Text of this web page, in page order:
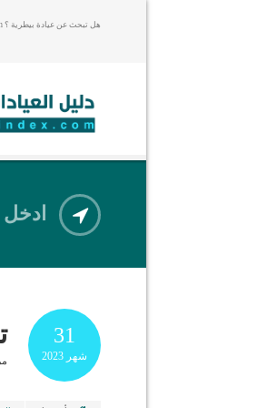
هل تبحث عن عيادة بيطرية ؟ contact@evcindex.com
ادخل
31
شهر 2023